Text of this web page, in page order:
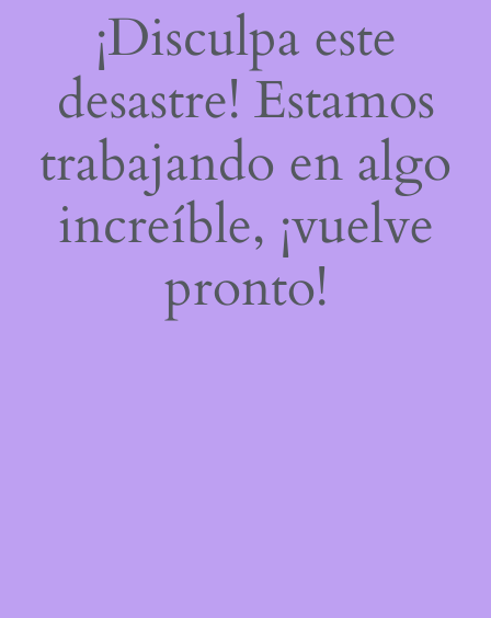
¡Disculpa este
desastre! Estamos
trabajando en algo
increíble, ¡vuelve
pronto!